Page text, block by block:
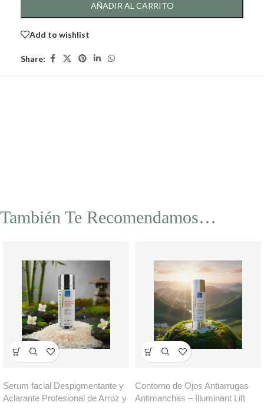
AÑADIR AL CARRITO
Add to wishlist
Share:
También Te Recomendamos…
Serum facial Despigmentante y
Aclarante Profesional de Arroz y
Contorno de Ojos Antiarrugas
Antimanchas – Illuminant Lift